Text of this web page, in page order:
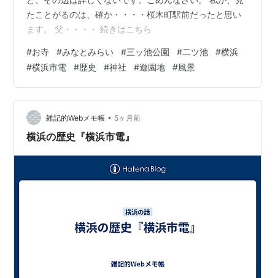
たことがるのは、確か・・・・桜木町駅前だったと思い
ます。 父・・・・ 続きはこちら
#お寺 #みなとみらい #三ッ池公園 #二ツ池 #横浜
#横浜市電 #歴史 #神社 #遊園地 #風景
雑記的Webメモ帳 • 5ヶ月前
横浜の歴史『横浜市電』